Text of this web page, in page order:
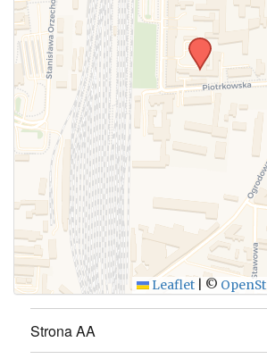
WYŚLIJ
Leaflet ©
Strona AA